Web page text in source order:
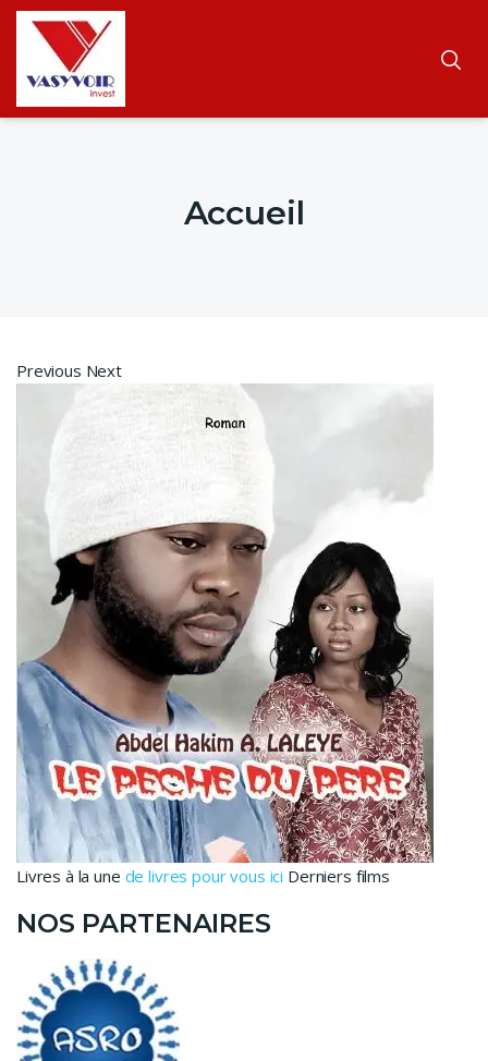
Accueil
Previous Next
Livres à la une de livres pour vous ici Derniers films
NOS PARTENAIRES